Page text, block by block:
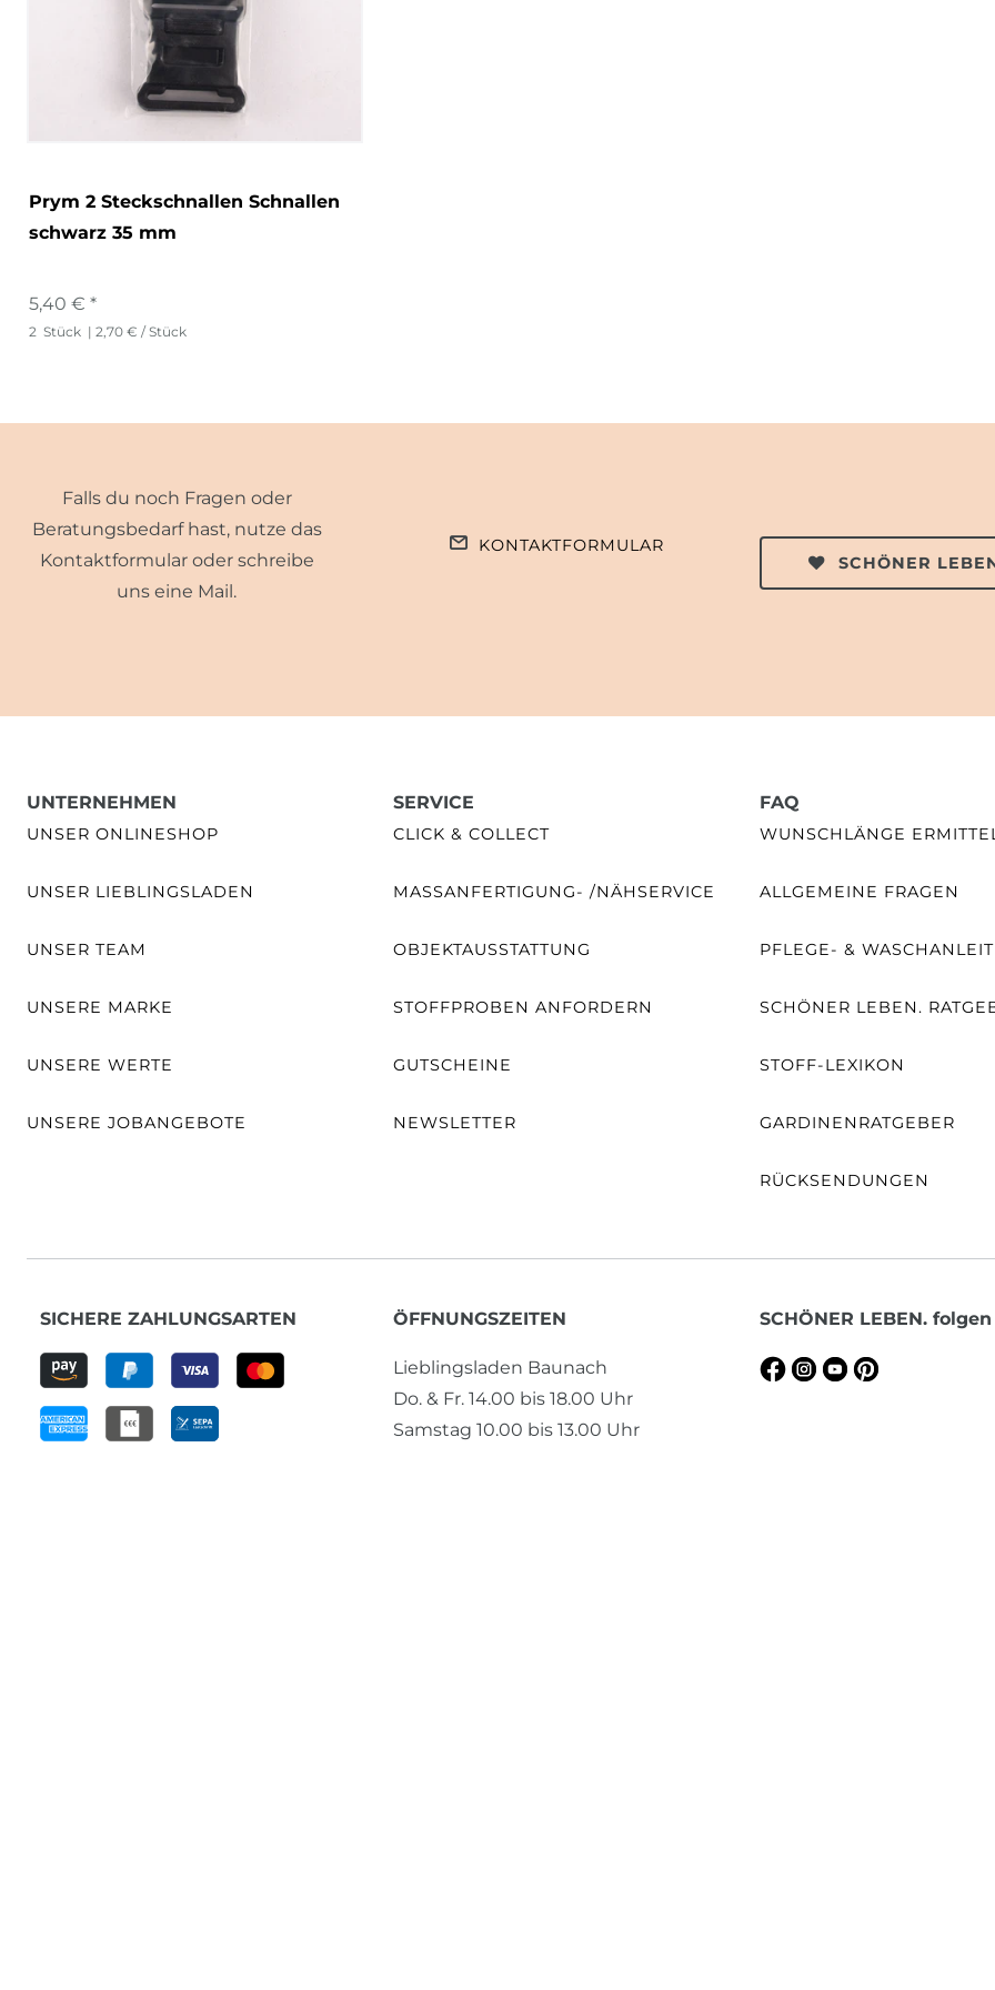
Prym 2 Steckschnallen Schnallen
schwarz 35 mm
5,40 € *
2 Stück | 2,70 € / Stück
Falls du noch Fragen oder
Beratungsbedarf hast, nutze das
Kontaktformular oder schreibe
uns eine Mail.
KONTAKTFORMULAR
SCHÖNER
UNTERNEHMEN
UNSER ONLINESHOP
UNSER LIEBLINGSLADEN
UNSER TEAM
UNSERE MARKE
UNSERE WERTE
UNSERE JOBANGEBOTE
SERVICE
CLICK & COLLECT
MASSANFERTIGUNG- /NÄHSERVICE
OBJEKTAUSSTATTUNG
STOFFPROBEN ANFORDERN
GUTSCHEINE
NEWSLETTER
FAQ
WUNSCHLÄNGE
ALLGEMEINE FRAGEN
PFLEGE- &
SCHÖNER LEBEN.
STOFF-LEXIKON
GARDINENRATGEBER
RÜCKSENDUNGEN
SICHERE ZAHLUNGSARTEN ÖFFNUNGSZEITEN
Lieblingsladen Baunach
Do. & Fr. 14.00 bis 18.00 Uhr
Samstag 10.00 bis 13.00 Uhr
SCHÖNER LEBEN. folgen